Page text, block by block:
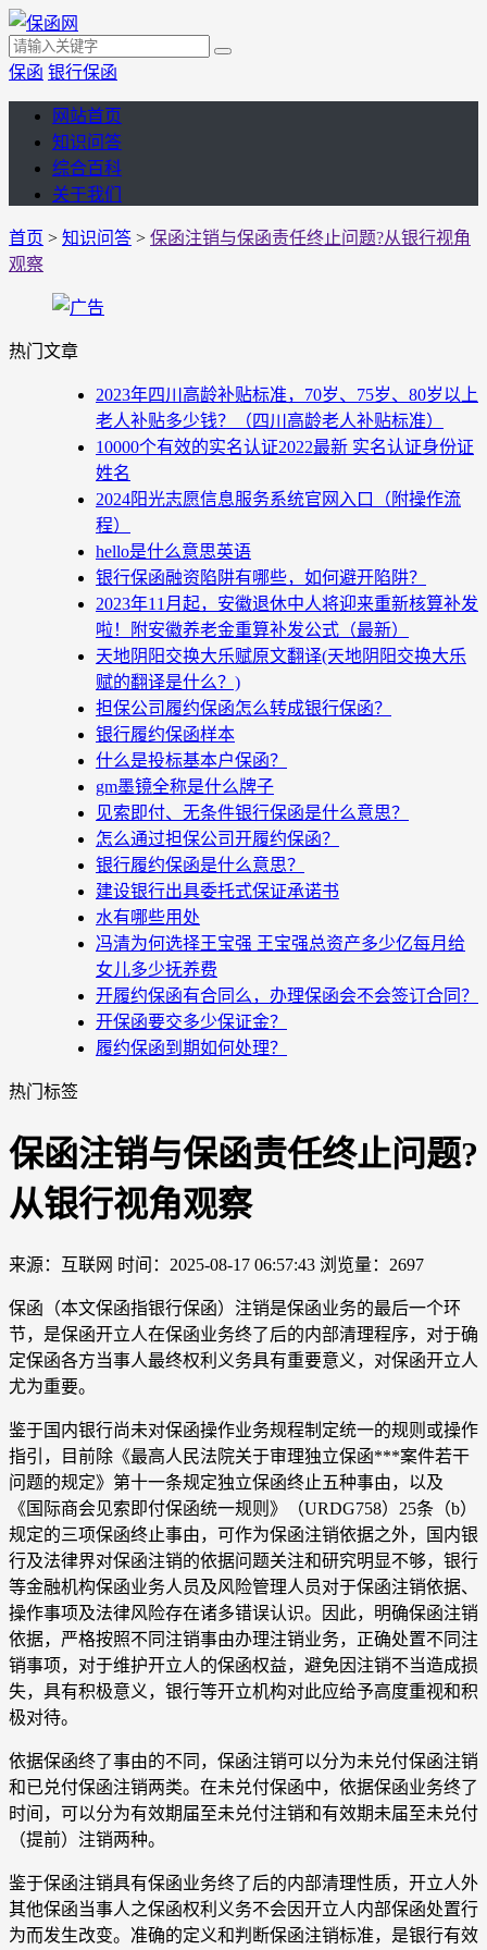
保函 银行保函
网站首页
知识问答
综合百科
关于我们
首页 > 知识问答 > 保函注销与保函责任终止问题?从银行视角
观察
热门文章
2023年四川高龄补贴标准，70岁、75岁、80岁以上
老人补贴多少钱？（四川高龄老人补贴标准）
10000个有效的实名认证2022最新 实名认证身份证
姓名
2024阳光志愿信息服务系统官网入口（附操作流
程）
hello是什么意思英语
银行保函融资陷阱有哪些，如何避开陷阱？
2023年11月起，安徽退休中人将迎来重新核算补发
啦！附安徽养老金重算补发公式（最新）
天地阴阳交换大乐赋原文翻译(天地阴阳交换大乐
赋的翻译是什么？)
担保公司履约保函怎么转成银行保函？
银行履约保函样本
什么是投标基本户保函？
gm墨镜全称是什么牌子
见索即付、无条件银行保函是什么意思？
怎么通过担保公司开履约保函？
银行履约保函是什么意思？
建设银行出具委托式保证承诺书
水有哪些用处
冯清为何选择王宝强 王宝强总资产多少亿每月给
女儿多少抚养费
开履约保函有合同么，办理保函会不会签订合同？
开保函要交多少保证金？
履约保函到期如何处理？
热门标签
保函注销与保函责任终止问题?
从银行视角观察
来源：互联网 时间：2025-08-17 06:57:43 浏览量：2697
保函（本文保函指银行保函）注销是保函业务的最后一个环
节，是保函开立人在保函业务终了后的内部清理程序，对于确
定保函各方当事人最终权利义务具有重要意义，对保函开立人
尤为重要。
鉴于国内银行尚未对保函操作业务规程制定统一的规则或操作
指引，目前除《最高人民法院关于审理独立保函***案件若干
问题的规定》第十一条规定独立保函终止五种事由，以及
《国际商会见索即付保函统一规则》（URDG758）25条（b）
规定的三项保函终止事由，可作为保函注销依据之外，国内银
行及法律界对保函注销的依据问题关注和研究明显不够，银行
等金融机构保函业务人员及风险管理人员对于保函注销依据、
操作事项及法律风险存在诸多错误认识。因此，明确保函注销
依据，严格按照不同注销事由办理注销业务，正确处置不同注
销事项，对于维护开立人的保函权益，避免因注销不当造成损
失，具有积极意义，银行等开立机构对此应给予高度重视和积
极对待。
依据保函终了事由的不同，保函注销可以分为未兑付保函注销
和已兑付保函注销两类。在未兑付保函中，依据保函业务终了
时间，可以分为有效期届至未兑付注销和有效期未届至未兑付
（提前）注销两种。
鉴于保函注销具有保函业务终了后的内部清理性质，开立人外
其他保函当事人之保函权利义务不会因开立人内部保函处置行
为而发生改变。准确的定义和判断保函注销标准，是银行有效